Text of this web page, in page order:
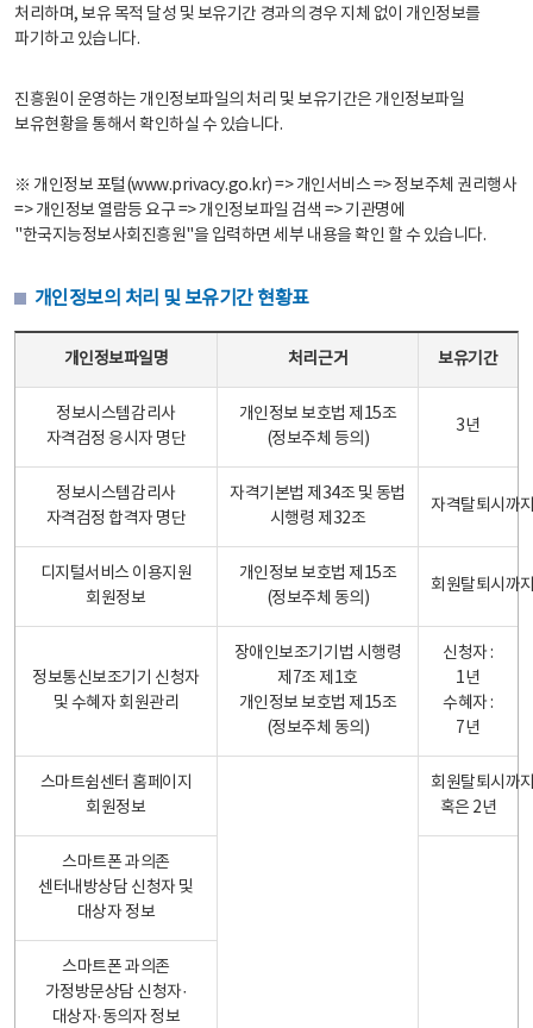
처리하며, 보유 목적 달성 및 보유기간 경과의 경우 지체 없이 개인정보를
파기하고 있습니다.
진흥원이 운영하는 개인정보파일의 처리 및 보유기간은 개인정보파일
보유현황을 통해서 확인하실 수 있습니다.
※ 개인정보 포털(www.privacy.go.kr) => 개인서비스 => 정보주체 권리행사
=> 개인정보 열람등 요구 => 개인정보파일 검색 => 기관명에
"한국지능정보사회진흥원"을 입력하면 세부 내용을 확인 할 수 있습니다.
개인정보의 처리 및 보유기간 현황표
개인정보파일명 처리근거 보유기간
정보시스템감리사
자격검정 응시자 명단
개인정보 보호법 제15조
(정보주체 등의)
3년
정보시스템감리사
자격검정 합격자 명단
자격기본법 제34조 및 동법
시행령 제32조
자격탈퇴시까
디지털서비스 이용지원
회원정보
개인정보 보호법 제15조
(정보주체 동의)
회원탈퇴시까
정보통신보조기기 신청자
및 수혜자 회원관리
장애인보조기기법 시행령
제7조 제1호
개인정보 보호법 제15조
(정보주체 동의)
신청자 :
1년
수혜자 :
7년
스마트쉼센터 홈페이지
회원정보
회원탈퇴시까
혹은 2년
스마트폰 과의존
센터내방상담 신청자 및
대상자 정보
스마트폰 과의존
가정방문상담 신청자·
대상자·동의자 정보